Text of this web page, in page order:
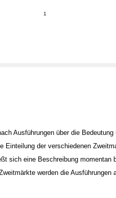
1
Ausführungen über die
Einteilung der verschiedenen
sich eine Beschreibung momentan
werden die Ausführungen